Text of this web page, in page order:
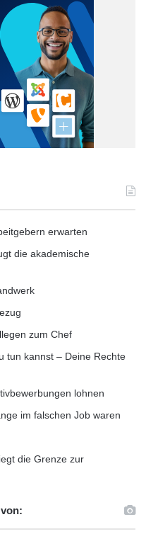
erwarten
die akademische
zum Chef
tun kannst – Deine Rechte
lohnen
im falschen Job waren
die Grenze zur